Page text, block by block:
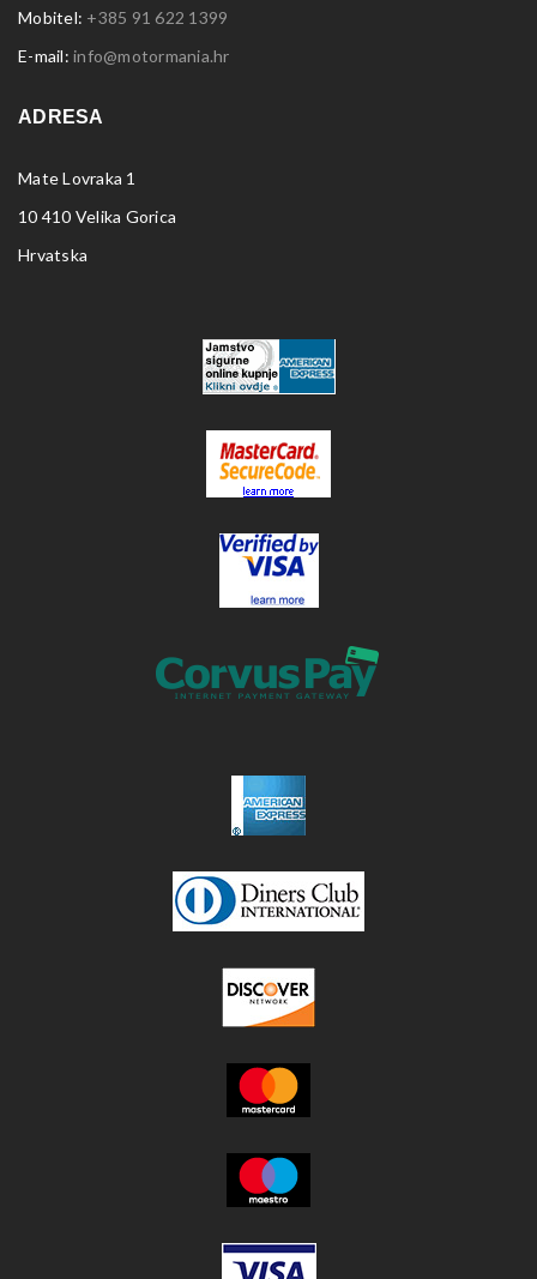
Mobitel: +385 91 622 1399
E-mail: info@motormania.hr
ADRESA
Mate Lovraka 1
10 410 Velika Gorica
Hrvatska